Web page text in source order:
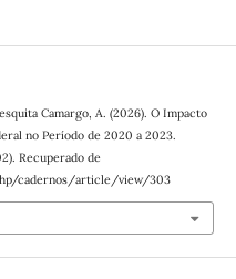
Camargo, A. (2026). O Impacto
no Período de 2020 a 2023.
Recuperado de
cadernos/article/view/303